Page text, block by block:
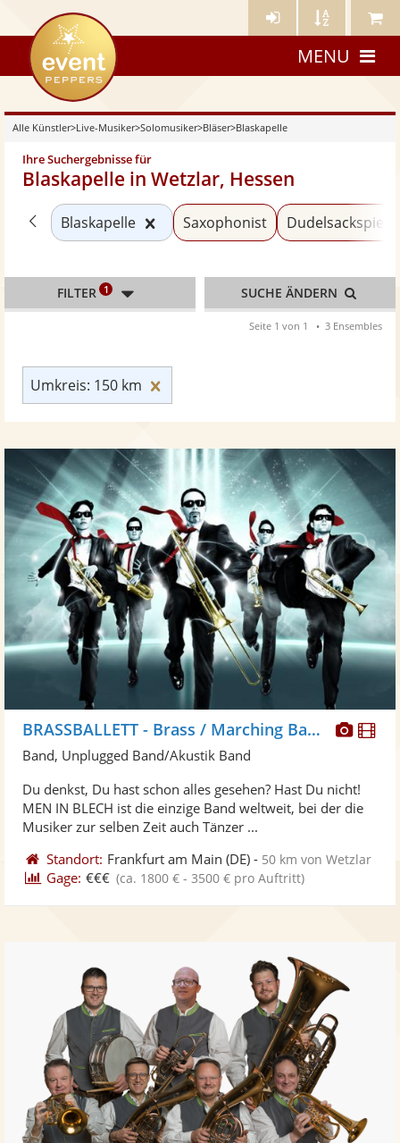
Künstler- Künstler Meine
eventpeppers
MENU
Alle Künstler>Live-Musiker>Solomusiker>Bläser>Blaskapelle
Ihre Suchergebnisse für
Blaskapelle in Wetzlar, Hessen
Zurück zu «Bläser»
Blaskapelle Kategorie «Blaskapelle»
Saxophonist
Umkreis: 150 km
FILTER 1 SUCHE ÄNDERN
Seite 1 von 1 3 Ensembles
Fotos
BRASSBALLETT - Brass / Marching Band/ Walkact, Blaskapelle
Band, Unplugged Band/Akustik Band
Du denkst, Du hast schon alles gesehen? Hast Du nicht!
MEN IN BLECH ist die einzige Band weltweit, bei der die
Musiker zur selben Zeit auch Tänzer ...
Standort: Frankfurt am Main (DE) - 50 km von Wetzlar
Gage: €€€ (ca. 1800 € - 3500 € pro Auftritt)